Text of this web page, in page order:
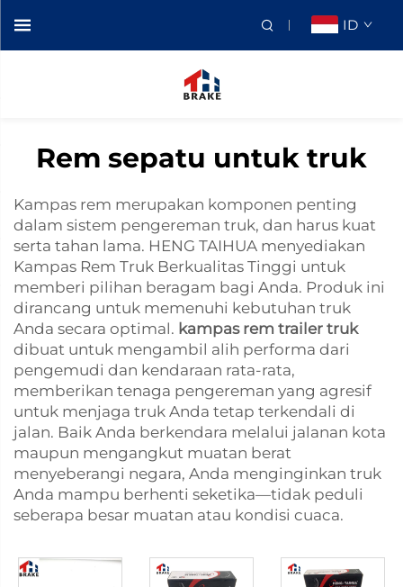
ID
Rem sepatu untuk truk
Kampas rem merupakan komponen penting
dalam sistem pengereman truk, dan harus kuat
serta tahan lama. HENG TAIHUA menyediakan
Kampas Rem Truk Berkualitas Tinggi untuk
memberi pilihan beragam bagi Anda. Produk ini
dirancang untuk memenuhi kebutuhan truk
Anda secara optimal. kampas rem trailer truk
dibuat untuk mengambil alih performa dari
pengemudi dan kendaraan rata-rata,
memberikan tenaga pengereman yang agresif
untuk menjaga truk Anda tetap terkendali di
jalan. Baik Anda berkendara melalui jalanan kota
maupun mengangkut muatan berat
menyeberangi negara, Anda menginginkan truk
Anda mampu berhenti seketika—tidak peduli
seberapa besar muatan atau kondisi cuaca.